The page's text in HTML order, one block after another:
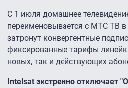
С 1 июля домашнее
переименовывается с МТС ТВ
затронут конвергентные
фиксированные тарифы
новых, так и действующих
Intelsat экстренно отключает